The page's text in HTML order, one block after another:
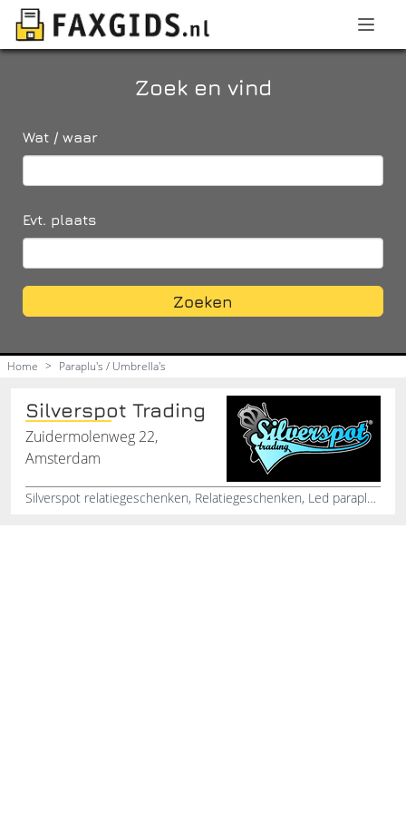
Zoek en vind
Wat / waar
Evt. plaats
Zoeken
Home > Paraplu's / Umbrella's
Silverspot Trading
Zuidermolenweg 22,
Amsterdam
Silverspot relatiegeschenken, Relatiegeschenken, Led paraplu, Nina Ricci, Cerruti 1881, Cacharel, Ungaro, Jean-Louis Scherrer, Charles Jourdan, Vespa products